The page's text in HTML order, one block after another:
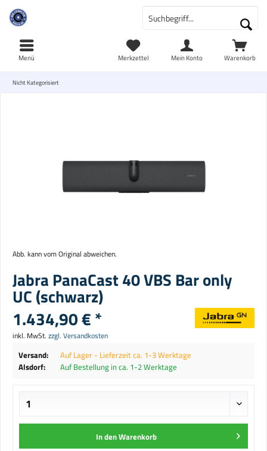
Warenkorb
Merkzettel Mein Konto
Menü
Nicht Kategorisiert
Abb. kann vom Original abweichen.
Jabra PanaCast 40 VBS Bar only
UC (schwarz)
1.434,90 € *
inkl. MwSt. zzgl. Versandkosten
Versand:
Auf Lager - Lieferzeit ca. 1-3 Werktage
Alsdorf:
Auf Bestellung in ca. 1-2 Werktage
In denWarenkorb